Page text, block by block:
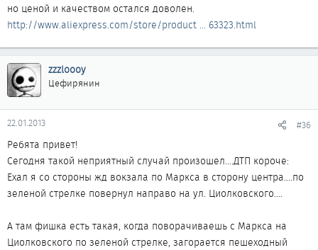
но ценой и качеством остался доволен.
http://www.aliexpress.com/store/product ... 63323.html
zzzloooy
Цефирянин
22.01.2013 #36
Ребята привет!
Сегодня такой неприятный случай произошел....ДТП короче:
Ехал я со стороны жд вокзала по Маркса в сторону центра....по
зеленой стрелке повернул направо на ул. Циолковского....
А там фишка есть такая, когда поворачиваешь с Маркса на
Циолковского по зеленой стрелке, загорается пешеходный